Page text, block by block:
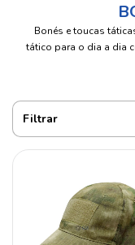
Bonés e toucas
tático para o dia a dia
Filtrar